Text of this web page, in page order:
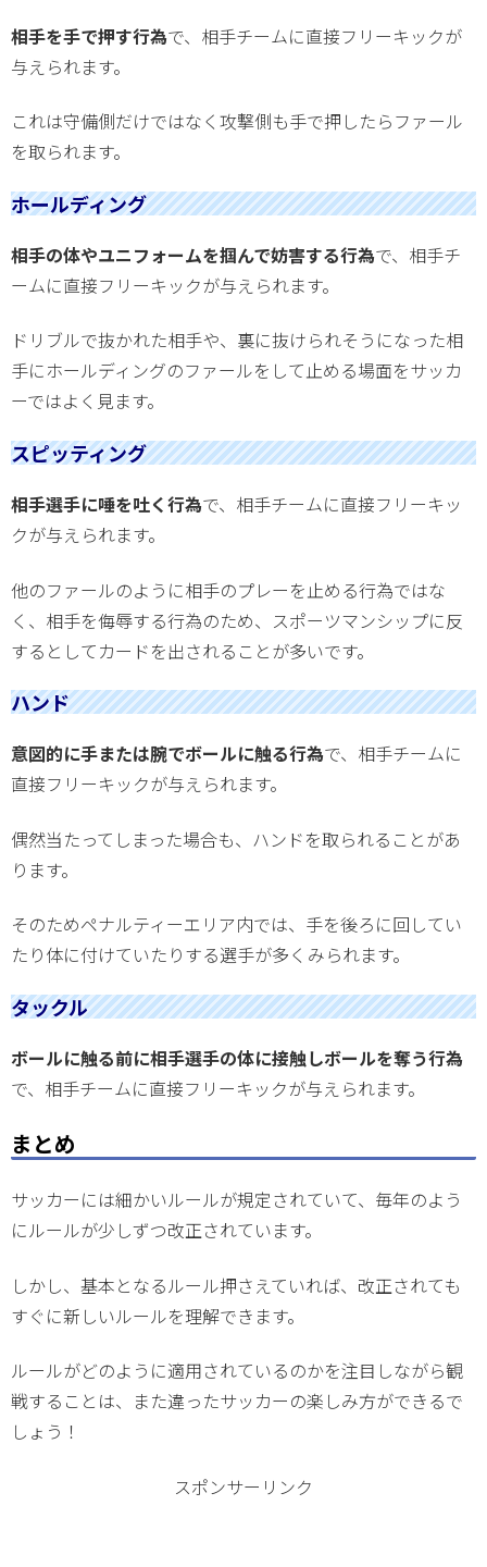
相手を手で押す行為で、相手チームに直接フリーキックが
与えられます。
これは守備側だけではなく攻撃側も手で押したらファール
を取られます。
ホールディング
相手の体やユニフォームを掴んで妨害する行為で、相手チ
ームに直接フリーキックが与えられます。
ドリブルで抜かれた相手や、裏に抜けられそうになった相
手にホールディングのファールをして止める場面をサッカ
ーではよく見ます。
スピッティング
相手選手に唾を吐く行為で、相手チームに直接フリーキッ
クが与えられます。
他のファールのように相手のプレーを止める行為ではな
く、相手を侮辱する行為のため、スポーツマンシップに反
するとしてカードを出されることが多いです。
ハンド
意図的に手または腕でボールに触る行為で、相手チームに
直接フリーキックが与えられます。
偶然当たってしまった場合も、ハンドを取られることがあ
ります。
そのためペナルティーエリア内では、手を後ろに回してい
たり体に付けていたりする選手が多くみられます。
タックル
ボールに触る前に相手選手の体に接触しボールを奪う行為
で、相手チームに直接フリーキックが与えられます。
まとめ
サッカーには細かいルールが規定されていて、毎年のよう
にルールが少しずつ改正されています。
しかし、基本となるルール押さえていれば、改正されても
すぐに新しいルールを理解できます。
ルールがどのように適用されているのかを注目しながら観
戦することは、また違ったサッカーの楽しみ方ができるで
しょう！
スポンサーリンク